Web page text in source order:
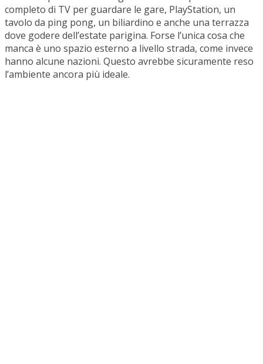
completo di TV per guardare le gare, PlayStation, un
tavolo da ping pong, un biliardino e anche una terrazza
dove godere dell’estate parigina. Forse l’unica cosa che
manca è uno spazio esterno a livello strada, come invece
hanno alcune nazioni. Questo avrebbe sicuramente reso
l’ambiente ancora più ideale.